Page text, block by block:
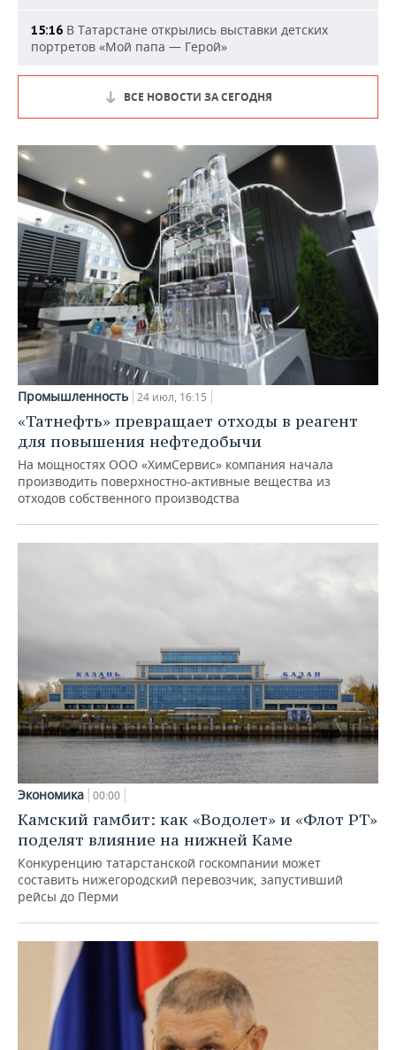
15:16 В Татарстане открылись выставки детских
портретов «Мой папа — Герой»
ВСЕ НОВОСТИ ЗА СЕГОДНЯ
Промышленность 24 июл, 16:15
«Татнефть» превращает отходы в реагент
для повышения нефтедобычи
На мощностях ООО «ХимСервис» компания начала
производить поверхностно-активные вещества из
отходов собственного производства
Экономика 00:00
Камский гамбит: как «Водолет» и «Флот РТ»
поделят влияние на нижней Каме
Конкуренцию татарстанской госкомпании может
составить нижегородский перевозчик, запустивший
рейсы до Перми